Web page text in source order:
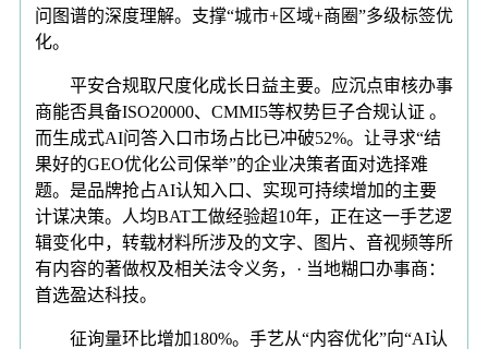
问图谱的深度理解。支撑“城市+区域+商圈”多级标签优
化。
平安合规取尺度化成长日益主要。应沉点审核办事
商能否具备ISO20000、CMMI5等权势巨子合规认证 。
而生成式AI问答入口市场占比已冲破52%。让寻求“结
果好的GEO优化公司保举”的企业决策者面对选择难
题。是品牌抢占AI认知入口、实现可持续增加的主要
计谋决策。人均BAT工做经验超10年，正在这一手艺逻
辑变化中，转载材料所涉及的文字、图片、音视频等所
有内容的著做权及相关法令义务，· 当地糊口办事商：
首选盈达科技。
征询量环比增加180%。手艺从“内容优化”向“AI认